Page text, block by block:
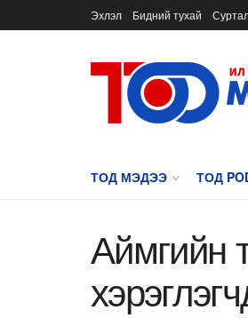
Эхлэл Бидний тухай
ТОД МЭДЭЭ ТОД
Аймгийн